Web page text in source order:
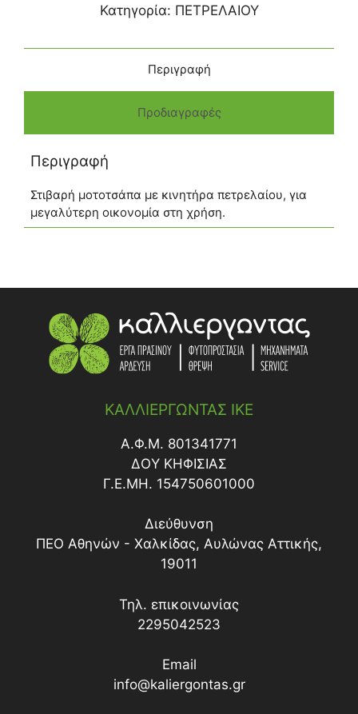
Κατηγορία: ΠΕΤΡΕΛΑΙΟΥ
Περιγραφή
Προδιαγραφές
Περιγραφή
Στιβαρή μοτοτσάπα με κινητήρα πετρελαίου, για
μεγαλύτερη οικονομία στη χρήση.
ΚΑΛΛΙΕΡΓΩΝΤΑΣ ΙΚΕ
Α.Φ.Μ. 801341771
ΔΟY ΚΗΦΙΣΙΑΣ
Γ.Ε.ΜΗ. 154750601000
Διεύθυνση
ΠΕΟ Αθηνών - Χαλκίδας, Αυλώνας Αττικής,
19011
Τηλ. επικοινωνίας
2295042523
Email
info@kaliergontas.gr